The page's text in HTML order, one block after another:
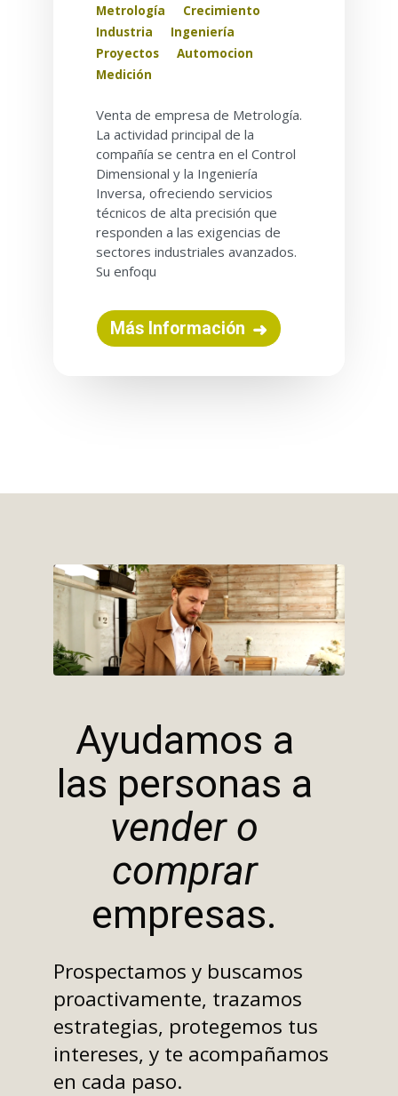
Metrología
Crecimiento
Industria
Ingeniería
Proyectos
Automocion
Medición
Venta de empresa de Metrología.
La actividad principal de la
compañía se centra en el Control
Dimensional y la Ingeniería
Inversa, ofreciendo servicios
técnicos de alta precisión que
responden a las exigencias de
sectores industriales avanzados.
Su enfoqu
Más Información
Ayudamos a
las personas a
vender o
comprar
empresas.
Prospectamos y buscamos
proactivamente, trazamos
estrategias, protegemos tus
intereses, y te acompañamos
en cada paso.